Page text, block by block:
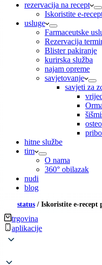
rezervacija na recept
Iskoristite e-
usluge
Farmaceutske
Rezervacija
Blister pakiranje
kurirska služba
najam opreme
savjetovanje
savjeti za
hitne službe
tim
O nama
360° obilazak
nudi
blog
status / Iskoristite e-recept
trgovina
aplikacije